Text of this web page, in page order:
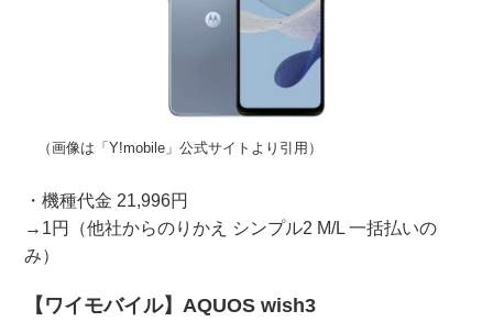
（画像は「Y!mobile」公式サイトより引用）
・機種代金 21,996円
→1円（他社からのりかえ シンプル2 M/L 一括払いの
み）
【ワイモバイル】AQUOS wish3